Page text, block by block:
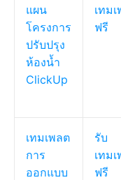
แผน
โครงการ
ปรับปรุง
ห้องน้ำ
ClickUp
เทม
ฟรี
เทมเพลต
การ
ออกแบบ
รับ
เทม
ฟรี